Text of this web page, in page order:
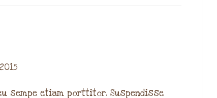
sempe etiam porttitor. Suspendisse